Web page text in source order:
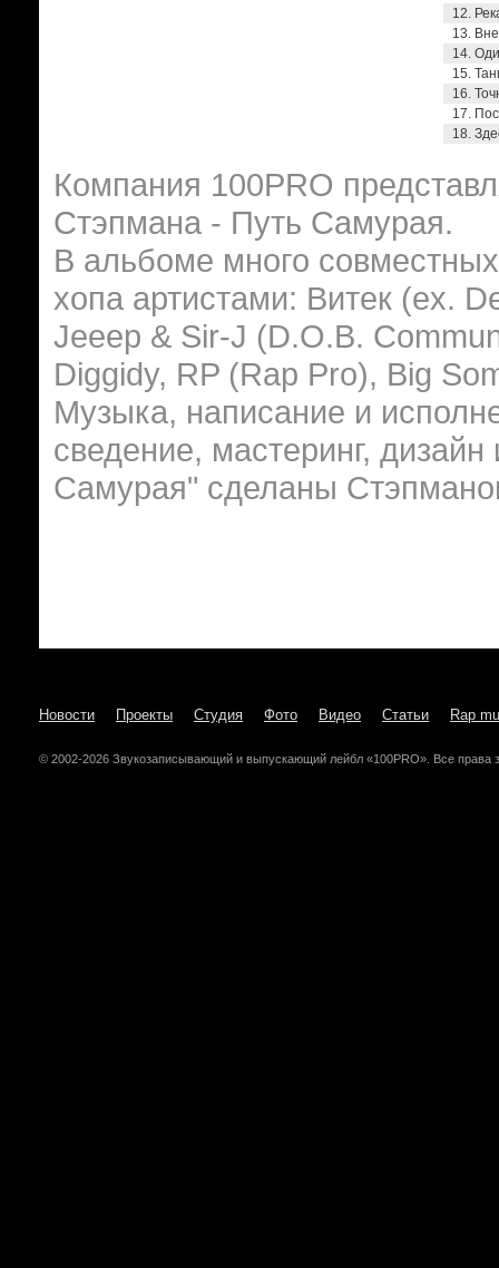
12.
13.
14.
15.
16.
17.
18.
Компания 100PRO
Стэпмана - Путь Самурая.
В альбоме много
хопа артистами: Витек (ex.
Jeeep & Sir-J (D.O.B.
Diggidy, RP (Rap Pro), Big
Музыка, написание и
сведение, мастеринг,
Самурая" сделаны
Новости Проекты Студия Фото Видео Статьи Rap
© 2002-2026 Звукозаписывающий и выпускающий лейбл «100PRO». Все